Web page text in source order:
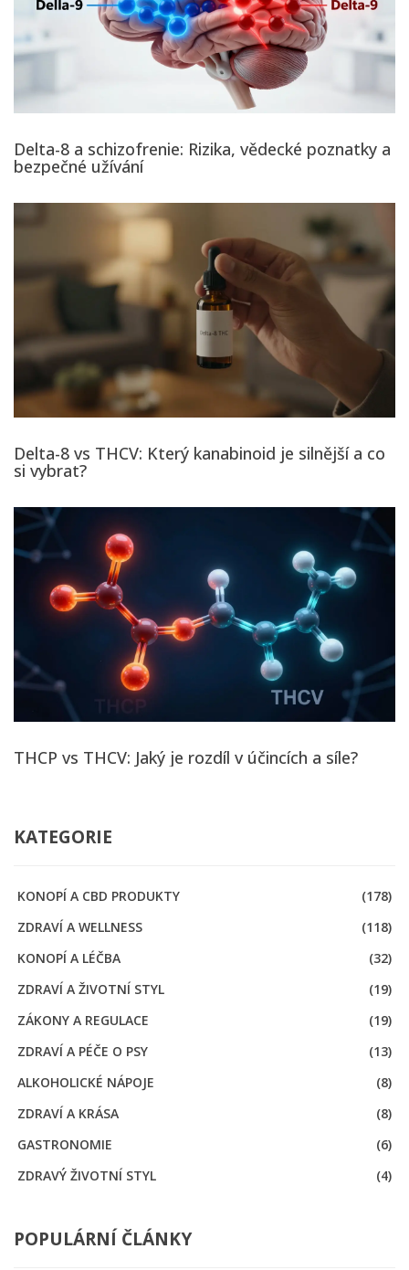
Delta-8 a schizofrenie: Rizika, vědecké poznatky a
bezpečné užívání
Delta-8 vs THCV: Který kanabinoid je silnější a co
si vybrat?
THCP vs THCV: Jaký je rozdíl v účincích a síle?
KATEGORIE
KONOPÍ A CBD PRODUKTY
(178)
ZDRAVÍ A WELLNESS
(118)
KONOPÍ A LÉČBA
(32)
ZDRAVÍ A ŽIVOTNÍ STYL
(19)
ZÁKONY A REGULACE
(19)
ZDRAVÍ A PÉČE O PSY
(13)
ALKOHOLICKÉ NÁPOJE
(8)
ZDRAVÍ A KRÁSA
(8)
GASTRONOMIE
(6)
ZDRAVÝ ŽIVOTNÍ STYL
(4)
POPULÁRNÍ ČLÁNKY